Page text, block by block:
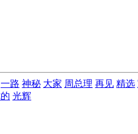
一路 神秘 大家 周总理 再见 精选
光辉